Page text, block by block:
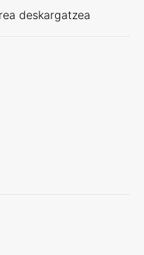
deskargatzea